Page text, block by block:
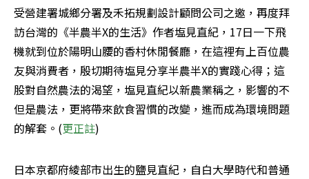
受營建署城鄉分署及禾拓規劃設計顧問公司之邀，再度拜
訪台灣的《半農半X的生活》作者塩見直紀，17日一下飛
機就到位於陽明山腰的香村休閒餐廳，在這裡有上百位農
友與消費者，殷切期待塩見分享半農半X的實踐心得；這
股對自然農法的渴望，塩見直紀以新農業稱之，影響的不
但是農法，更將帶來飲食習慣的改變，進而成為環境問題
的解套。(更正註)
日本京都府綾部市出生的鹽見直紀，自白大學時代和普通